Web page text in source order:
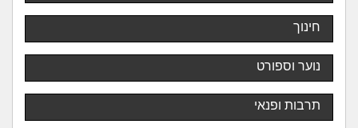
חינוך
נוער וספורט
תרבות ופנאי